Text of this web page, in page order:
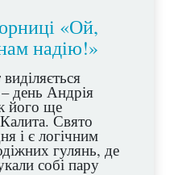
«Ой,
надію!»
день Андрія
його ще
Свято
і є логічним
гулянь, де
собі пару